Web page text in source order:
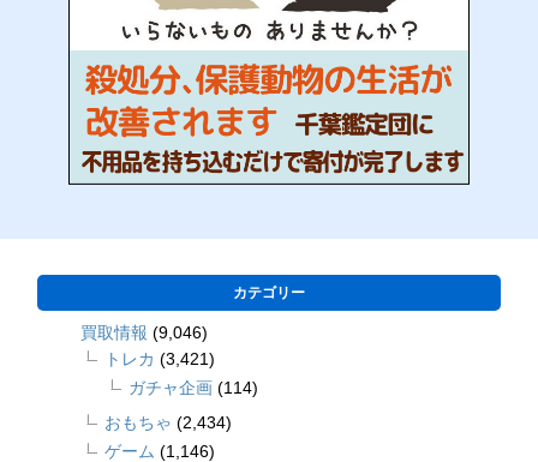
カテゴリー
買取情報 (9,046)
トレカ (3,421)
ガチャ企画 (114)
おもちゃ (2,434)
ゲーム (1,146)